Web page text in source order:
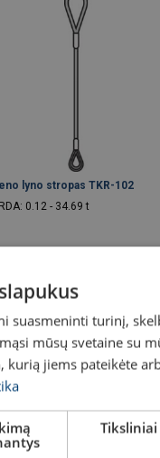
lyno stropas TKR-102
RDA: 0.12 - 34.69 t
Peržiūrėti produktą
suasmeninti turinį,
mūsų svetaine su
kurią jiems pateikėte
Tiksliniai